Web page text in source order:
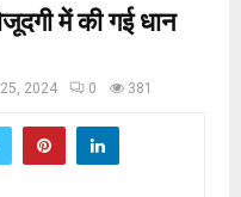
में की गई धान
2024 0 381